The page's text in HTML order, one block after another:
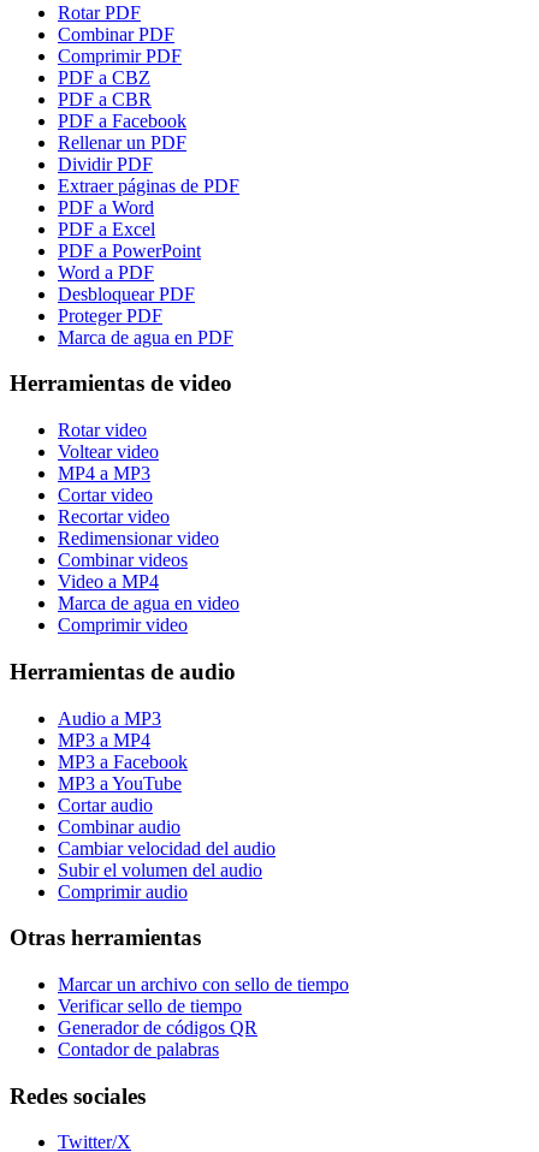
Rotar PDF
Combinar PDF
Comprimir PDF
PDF a CBZ
PDF a CBR
PDF a Facebook
Rellenar un PDF
Dividir PDF
Extraer páginas de PDF
PDF a Word
PDF a Excel
PDF a PowerPoint
Word a PDF
Desbloquear PDF
Proteger PDF
Marca de agua en PDF
Herramientas de video
Rotar video
Voltear video
MP4 a MP3
Cortar video
Recortar video
Redimensionar video
Combinar videos
Video a MP4
Marca de agua en video
Comprimir video
Herramientas de audio
Audio a MP3
MP3 a MP4
MP3 a Facebook
MP3 a YouTube
Cortar audio
Combinar audio
Cambiar velocidad del audio
Subir el volumen del audio
Comprimir audio
Otras herramientas
Marcar un archivo con sello de tiempo
Verificar sello de tiempo
Generador de códigos QR
Contador de palabras
Redes sociales
Twitter/X